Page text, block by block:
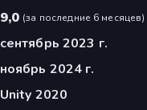
9,0 (за последние 6 месяцев)
сентябрь 2023 г.
ноябрь 2024 г.
Unity 2020